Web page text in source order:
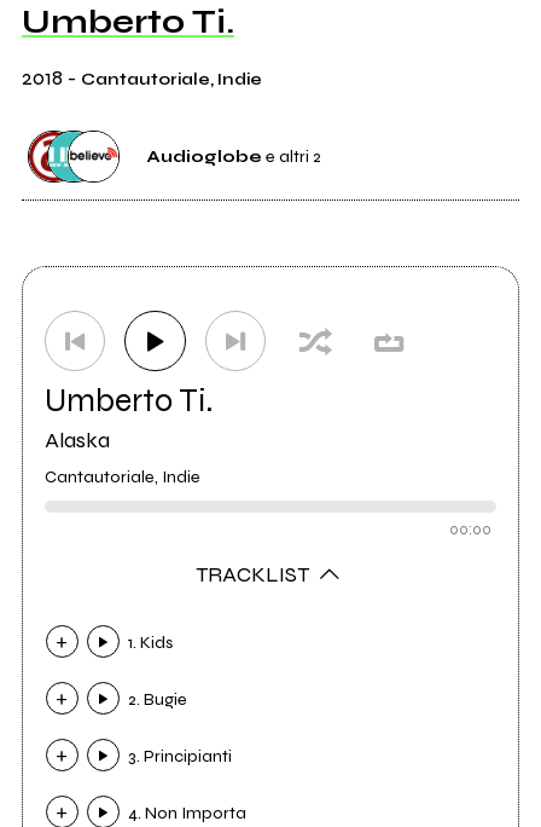
Umberto Ti.
2018 - Cantautoriale, Indie
Audioglobe e altri 2
Distributore Believe Digital
Umberto Ti.
Alaska
Cantautoriale, Indie
00:00
TRACKLIST
1. Kids
2. Bugie
3. Principianti
4. Non Importa